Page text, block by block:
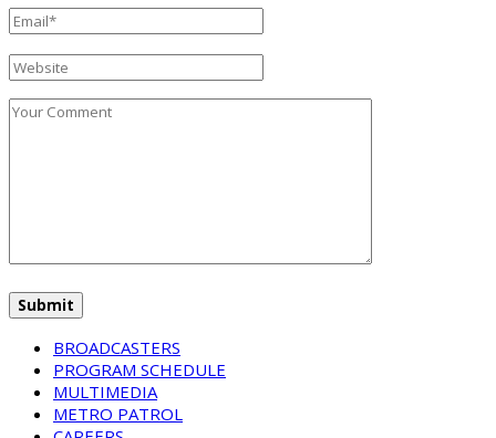
BROADCASTERS
PROGRAM SCHEDULE
MULTIMEDIA
METRO PATROL